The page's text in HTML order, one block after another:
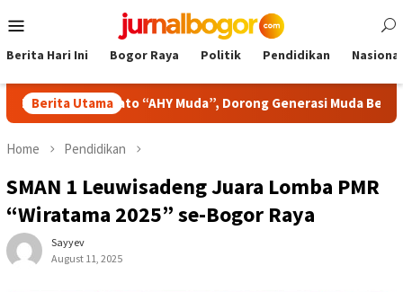
to
Menu
Berita Hari Ini Bogor Raya Politik Pendidikan Nasional
Berita Utama
Pidato “AHY Muda”, Dorong Generasi Muda Berani Bersuara
Home Pendidikan
SMAN 1 Leuwisadeng Juara Lomba PMR
“Wiratama 2025” se-Bogor Raya
Sayyev
August 11, 2025